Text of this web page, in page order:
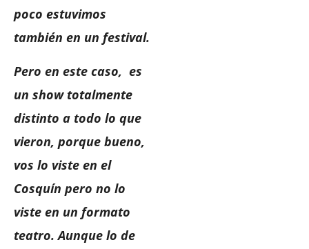
poco estuvimos
también en un festival.
Pero en este caso, es
un show totalmente
distinto a todo lo que
vieron, porque bueno,
vos lo viste en el
Cosquín pero no lo
viste en un formato
teatro. Aunque lo de